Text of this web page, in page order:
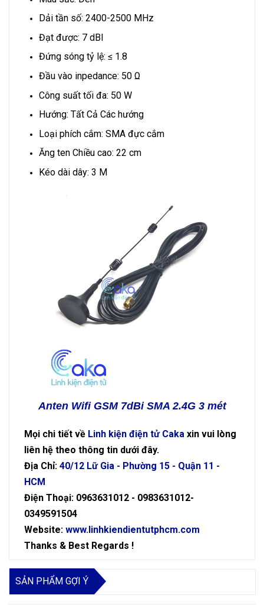
Dải tần số: 2400-2500 MHz
Đạt được: 7 dBI
Đứng sóng tỷ lệ: ≤ 1.8
Đầu vào inpedance: 50 Ω
Công suất tối đa: 50 W
Hướng: Tất Cả Các hướng
Loại phích cắm: SMA đực cắm
Ăng ten Chiều cao: 22 cm
Kéo dài dây: 3 M
Anten Wifi GSM 7dBi SMA 2.4G 3 mét
Mọi chi tiết về Linh kiện điện tử Caka xin vui lòng
liên hệ theo thông tin dưới đây.
Địa Chỉ: 40/12 Lữ Gia - Phường 15 - Quận 11 -
HCM
Điện Thoại: 0963631012 - 0983631012-
0349591504
Website: www.linhkiendientutphcm.com
Thanks & Best Regards !
SẢN PHẨM GỢI Ý